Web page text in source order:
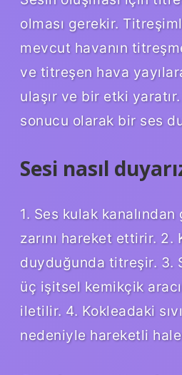
olması gerekir.
mevcut havanın
ve titreşen hava
ulaşır ve bir etki
sonucu olarak bir ses
Sesi nasıl
1. Ses kulak
zarını hareket ettirir. 2.
duyduğunda titreşir. 3.
üç işitsel kemikçik
iletilir. 4. Kokleadaki
nedeniyle hareketli